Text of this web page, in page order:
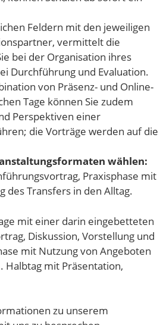
Feldern mit den jeweiligen
vermittelt die
bei der Organisation ihres
Durchführung und Evaluation.
von Präsenz- und Online-
Tage können Sie zudem
Perspektiven einer
die Vorträge werden auf die
wählen:
Praxisphase mit
des Transfers in den Alltag.
mit einer darin eingebetteten
Diskussion, Vorstellung und
mit Nutzung von Angeboten
Halbtag mit Präsentation,
zu unserem